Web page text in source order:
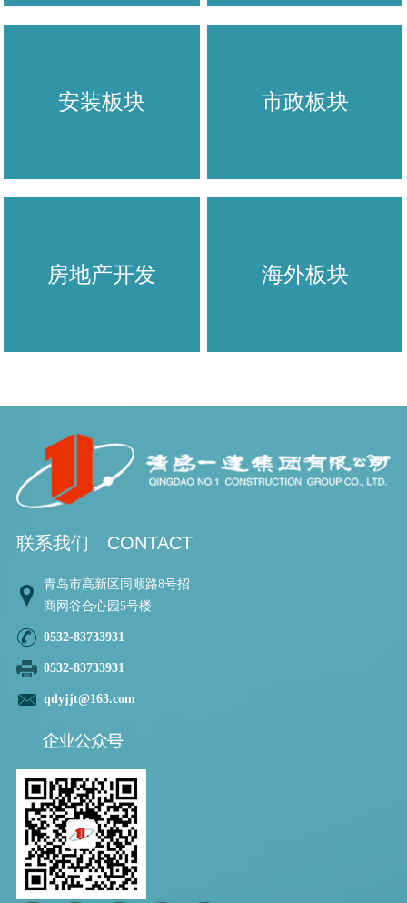
安装板块 市政板块
房地产开发 海外板块
联系我们 CONTACT
青岛市高新区同顺路8号招
商网谷合心园5号楼
0532-83733931
0532-83733931
qdyjjt@163.com